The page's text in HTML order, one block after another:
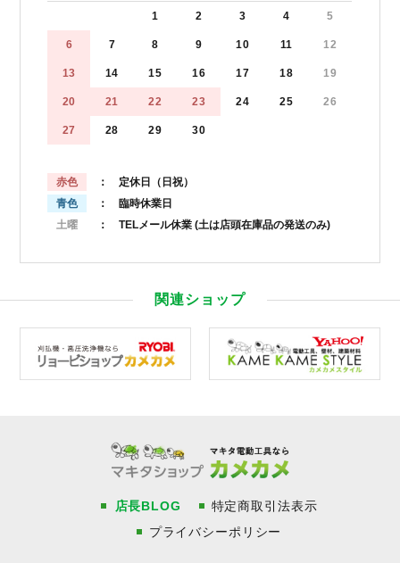
1 2 3 4 5
6 7 8 9 10 11 12
13 14 15 16 17 18 19
20 21 22 23 24 25 26
27 28 29 30
赤色
： 定休日（日祝）
青色
： 臨時休業日
土曜
： TELメール休業 (土は店頭在庫品の発送のみ)
関連ショップ
店長BLOG
特定商取引法表示
プライバシーポリシー